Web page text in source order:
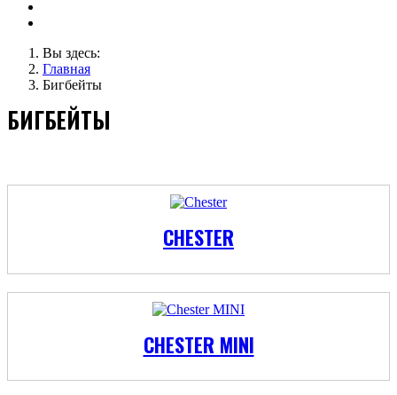
Вы здесь:
Главная
Бигбейты
БИГБЕЙТЫ
CHESTER
CHESTER MINI